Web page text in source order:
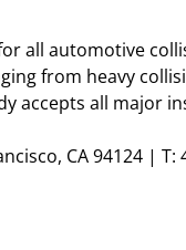
all automotive
from heavy
accepts all major
CA 94124 | T: